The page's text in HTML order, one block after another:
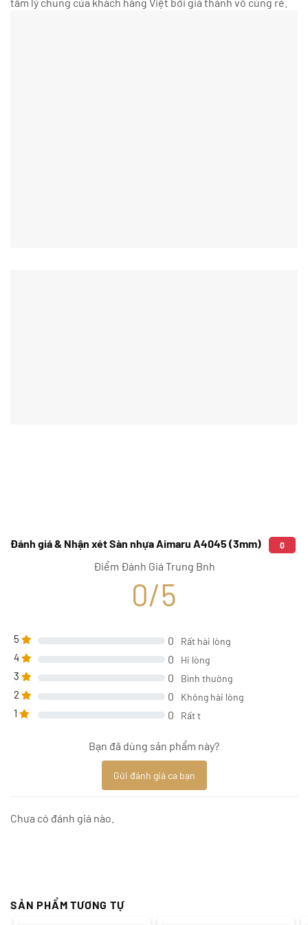
Đánh giá & Nhận xét Sàn nhựa Aimaru A4045 (3mm) 0
Điểm Đánh Giá Trung Bnh
0/5
5 0 Rất hài lòng
4 0 Hi lòng
3 0 Bình thường
2 0 Không hài lòng
1 0 Rất t
Bạn đã dùng sản phẩm này?
Gửi đánh giá ca bạn
Chưa có đánh giá nào.
SẢN PHẨM TƯƠNG TỰ